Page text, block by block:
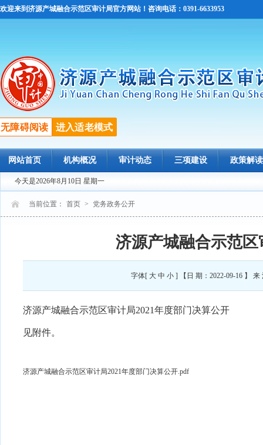
欢迎来到济源产城融合示范区审计局官方网站！咨询电话：0391-6633953
无障碍阅读 进入适老模式
网站首页 机构概况 审计动态 三项建设 政策解读
今天是2026年8月10日 星期一
当前位置： 首页 > 党务政务公开
济源产城融合示范
字体[ 大 中 小] 【日 期：2022-09-16 】
济源产城融合示范区审计局2021年度部门决算公开
见附件。
济源产城融合示范区审计局2021年度部门决算公开.pdf